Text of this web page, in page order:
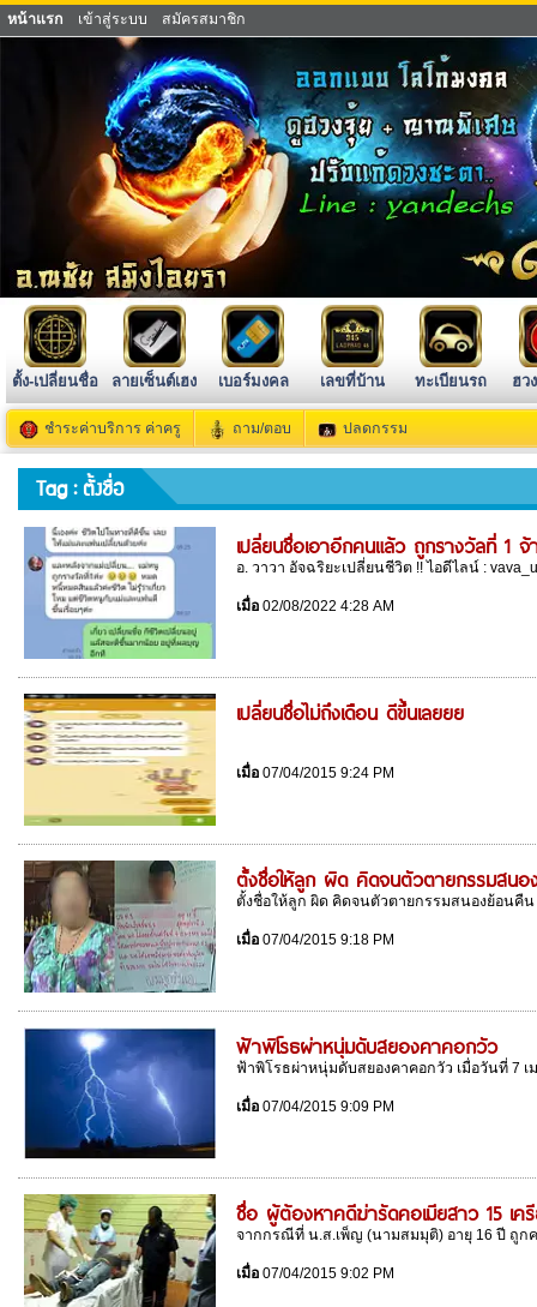
หน้าแรก เข้าสู่ระบบ สมัครสมาชิก
ตั้ง-เปลี่ยนชื่อ ลายเซ็นต์เฮง เบอร์มงคล เลขที่บ้าน ทะเบียนรถ ฮว
ชำระค่าบริการ ค่าครู ถาม/ตอบ ปลดกรรม
Tag : ตั้งชื่อ
เปลี่ยนชื่อเอาอีกคนแล้ว ถูกรางวัลที่ 1
อ. วาวา อัจฉริยะเปลี่ยนชีวิต !! ไอดีไลน์ :
เมื่อ02/08/2022 4:28 AM
เปลี่ยนชื่อไม่ถึงเดือน ดีขึ้นเลยยย
เมื่อ07/04/2015 9:24 PM
ตั้งชื่อให้ลูก ผิด คิดจนตัวตายกรรมสนอ
ตั้งชื่อให้ลูก ผิด คิดจนตัวตายกรรมสนองย้อนคื
เมื่อ07/04/2015 9:18 PM
ฟ้าพิโรธผ่าหนุ่มดับสยองคาคอกวัว
ฟ้าพิโรธผ่าหนุ่มดับสยองคาคอกวัว เมื่อวันที่ 7 เ
เมื่อ07/04/2015 9:09 PM
ชื่อ ผู้ต้องหาคดีฆ่ารัดคอเมียสาว 15 เ
จากกรณีที่ น.ส.เพ็ญ (นามสมมุติ) อายุ 16 ปี ถูก
เมื่อ07/04/2015 9:02 PM